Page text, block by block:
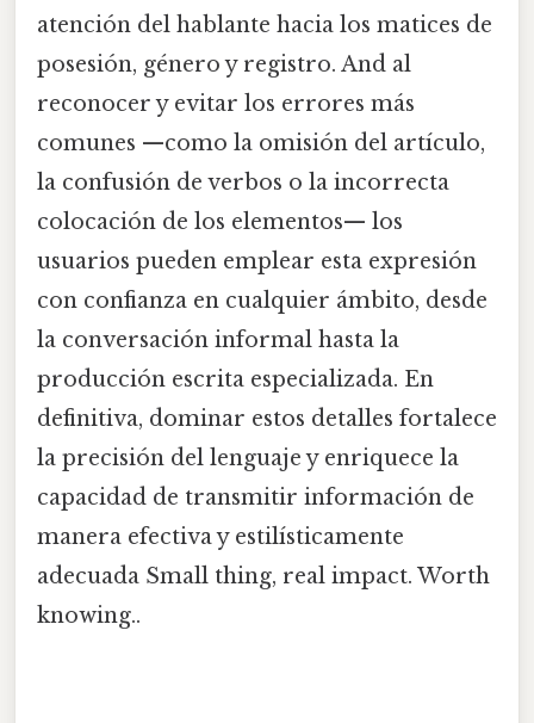
atención del hablante hacia los matices de
posesión, género y registro. And al
reconocer y evitar los errores más
comunes —como la omisión del artículo,
la confusión de verbos o la incorrecta
colocación de los elementos— los
usuarios pueden emplear esta expresión
con confianza en cualquier ámbito, desde
la conversación informal hasta la
producción escrita especializada. En
definitiva, dominar estos detalles fortalece
la precisión del lenguaje y enriquece la
capacidad de transmitir información de
manera efectiva y estilísticamente
adecuada Small thing, real impact. Worth
knowing..